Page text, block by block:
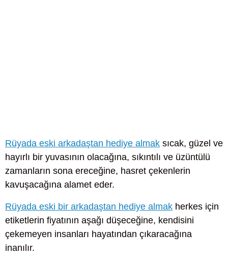
Rüyada eski arkadaştan hediye almak sıcak, güzel ve
hayırlı bir yuvasının olacağına, sıkıntılı ve üzüntülü
zamanların sona ereceğine, hasret çekenlerin
kavuşacağına alamet eder.
Rüyada eski bir arkadaştan hediye almak herkes için
etiketlerin fiyatının aşağı düşeceğine, kendisini
çekemeyen insanları hayatından çıkaracağına
inanılır.